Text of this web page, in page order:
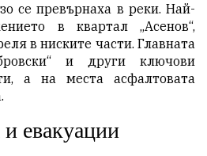
се превърнаха в реки. Най-
в квартал „Асенов“,
в ниските части. Главната
и други ключови
а на места асфалтовата
и евакуации